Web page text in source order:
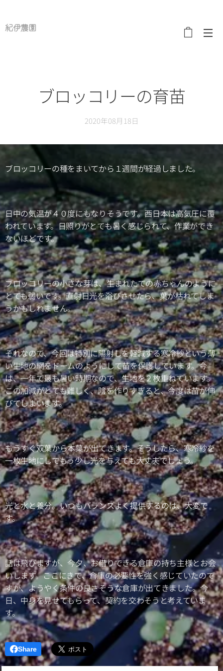
紀伊農園
ブロッコリーの育苗
2020年08月18日
ブロッコリーの種をまいてから１週間が経過しました。
日中の気温が４０度にもなりそうです。西日本は高気圧に覆
われています。日照りがとても暑く感じられて、作業ができ
ないほどです。
ブロッコリーの小さな芽は、生まれたての赤ちゃんのように
とても弱いです。直射日光を浴びさせたら、葉が枯れてしま
うかもしれません。
それなので、今回は特別に陽射しを軽減する寒冷紗という薄
い生地の網をドームのようにして苗を保護しています。今
は、一年で最も暑い時期なので、生地を２枚重ねています。
この加減がとても難しく、陰を作りすぎると、今度は苗が伸
びてしまいます。
もうすぐ双葉から本葉が出てきます。そうしたら、寒冷紗を
一枚生地にしてもう少し光を与えても大丈夫でしょう。
光と水と養分。いつもバランスよく提供するのは、大変で
す。
話は飛びますが、今夕、お借りできる倉庫の持ち主様とお会
いします。ここにきて、倉庫の必要性を強く感じていたので
すが、ようやく条件の良さそうな倉庫が出てきました。今
日、中身を見せてもらって、契約を交わそうと考えていま
す。
Share